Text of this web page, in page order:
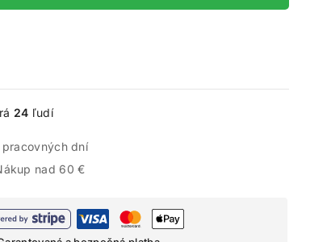
24 ľudí
pracovných dní
nad 60 €